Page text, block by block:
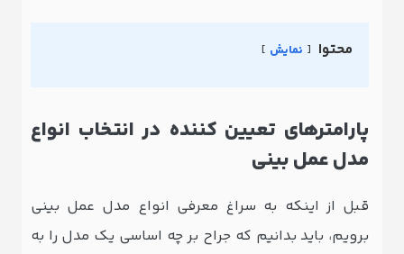
محتوا نمایش
پارامترهای تعیین ‌کننده در انتخاب انواع
مدل عمل بینی
قبل از اینکه به سراغ معرفی انواع مدل عمل بینی
برویم، باید بدانیم که جراح بر چه اساسی یک مدل را به